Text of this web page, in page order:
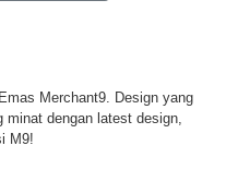
Merchant9. Design yang
dengan latest design,
M9!